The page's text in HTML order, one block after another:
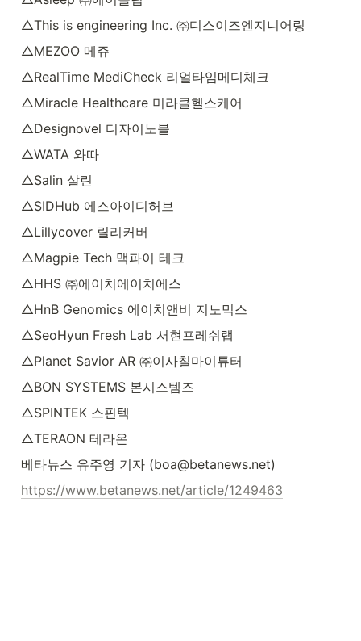
△This is engineering Inc. ㈜디스이즈엔지니어링
△MEZOO 메쥬
△RealTime MediCheck 리얼타임메디체크
△Miracle Healthcare 미라클헬스케어
△Designovel 디자이노블
△WATA 와따
△Salin 살린
△SIDHub 에스아이디허브
△Lillycover 릴리커버
△Magpie Tech 맥파이 테크
△HHS ㈜에이치에이치에스
△HnB Genomics 에이치앤비 지노믹스
△SeoHyun Fresh Lab 서현프레쉬랩
△Planet Savior AR ㈜이사칠마이튜터
△BON SYSTEMS 본시스템즈
△SPINTEK 스핀텍
△TERAON 테라온
베타뉴스 유주영 기자 (boa@betanews.net)
https://www.betanews.net/article/1249463